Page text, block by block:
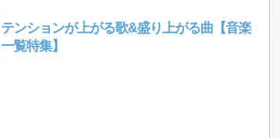
テンションが上がる歌&盛り上がる曲【音楽
一覧特集】